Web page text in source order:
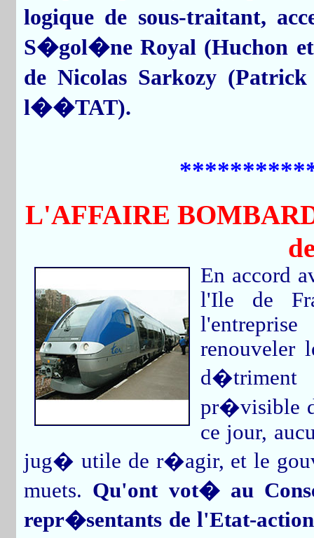
logique de sous-traitant,
S�gol�ne Royal (Huchon
de Nicolas Sarkozy
l��TAT).
L'AFFAIRE
En accord
l'Ile de
renouveler
d�triment
pr�visible
ce jour,
jug� utile de r�agir, et le
muets. Qu'ont vot� au
repr�sentants de l'Etat-